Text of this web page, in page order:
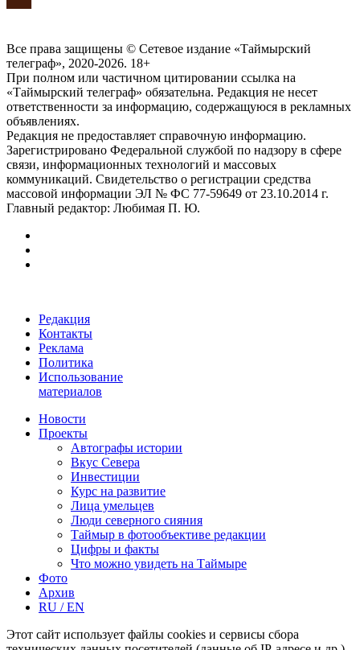
Все права защищены © Сетевое издание «Таймырский
телеграф», 2020-2026. 18+
При полном или частичном цитировании ссылка на
«Таймырский телеграф» обязательна. Редакция не несет
ответственности за информацию, содержащуюся в рекламных
объявлениях.
Редакция не предоставляет справочную информацию.
Зарегистрировано Федеральной службой по надзору в сфере
связи, информационных технологий и массовых
коммуникаций. Свидетельство о регистрации средства
массовой информации ЭЛ № ФС 77-59649 от 23.10.2014 г.
Главный редактор: Любимая П. Ю.
Редакция
Контакты
Реклама
Политика
Использование
материалов
Новости
Проекты
Автографы истории
Вкус Севера
Инвестиции
Курс на развитие
Лица умельцев
Люди северного сияния
Таймыр в фотообъективе редакции
Цифры и факты
Что можно увидеть на Таймыре
Фото
Архив
RU / EN
Этот сайт использует файлы cookies и сервисы сбора